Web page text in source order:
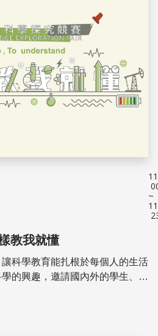
~
教我就懂
科學教育能扎根於每個人的生活
的興趣，邀請國內外的學生、教